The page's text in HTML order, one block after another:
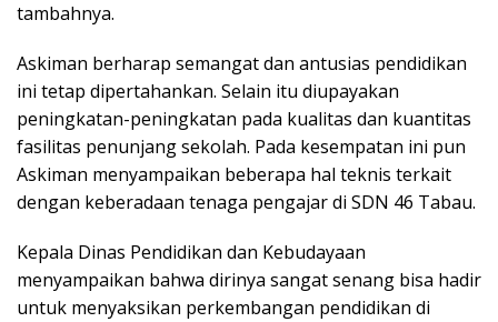
tambahnya.
Askiman berharap semangat dan antusias pendidikan
ini tetap dipertahankan. Selain itu diupayakan
peningkatan-peningkatan pada kualitas dan kuantitas
fasilitas penunjang sekolah. Pada kesempatan ini pun
Askiman menyampaikan beberapa hal teknis terkait
dengan keberadaan tenaga pengajar di SDN 46 Tabau.
Kepala Dinas Pendidikan dan Kebudayaan
menyampaikan bahwa dirinya sangat senang bisa hadir
untuk menyaksikan perkembangan pendidikan di